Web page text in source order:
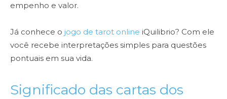
empenho e valor.
Já conhece o jogo de tarot online iQuilibrio? Com ele
você recebe interpretações simples para questões
pontuais em sua vida.
Significado das cartas dos